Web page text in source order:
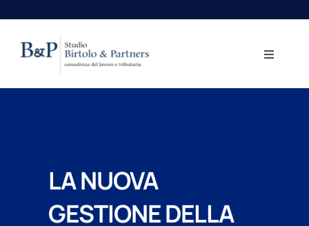
contenuto
Toggle
Home
LA NUOVA
GESTIONE DELLA